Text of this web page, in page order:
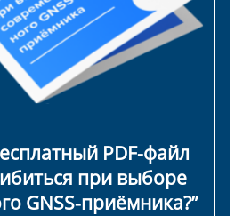
PDF-файл
при выборе
GNSS-приёмника?”